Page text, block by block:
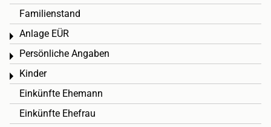
Familienstand
Anlage EÜR
Toggle menu
Persönliche Angaben
Toggle menu
Kinder
Toggle menu
Einkünfte Ehemann
Einkünfte Ehefrau